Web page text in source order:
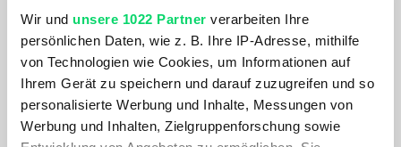
Wir und unsere 1022 Partner verarbeiten Ihre
persönlichen Daten, wie z. B. Ihre IP-Adresse, mithilfe
von Technologien wie Cookies, um Informationen auf
Ihrem Gerät zu speichern und darauf zuzugreifen und so
personalisierte Werbung und Inhalte, Messungen von
Werbung und Inhalten, Zielgruppenforschung sowie
BESCHREIBUNG
Die Upstride Pants wurde speziell für rasche Aufstiege mit
leichtem Gepäck entwickelt; das höchst atmungsaktive
Stretch-Knit Außenmaterial mit Feuchtigkeitsmanagement